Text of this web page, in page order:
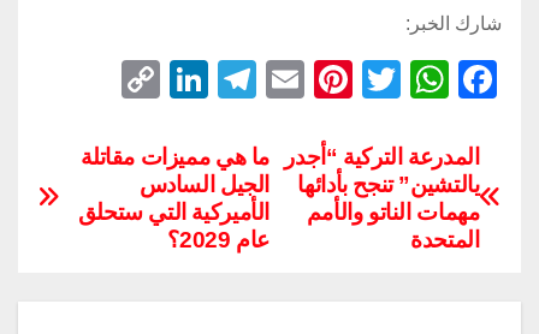
شارك الخبر:
F
c
e
b
W
at
s
A
T
tt
er
Pi
er
e
st
E
ail
T
e
gr
a
Li
k
e
dI
p
Li
ما هي مميزات مقاتلة
الجيل السادس
الأميركية التي ستحلق
عام 2029؟
المدرعة التركية “أجدر
يالتشين” تنجح بأدائها
مهمات الناتو والأمم
المتحدة